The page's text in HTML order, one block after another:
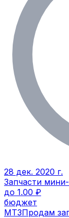
28 дек. 2020 г.
Запчасти
до 1.00 ₽
бюджет
МТЗПродам